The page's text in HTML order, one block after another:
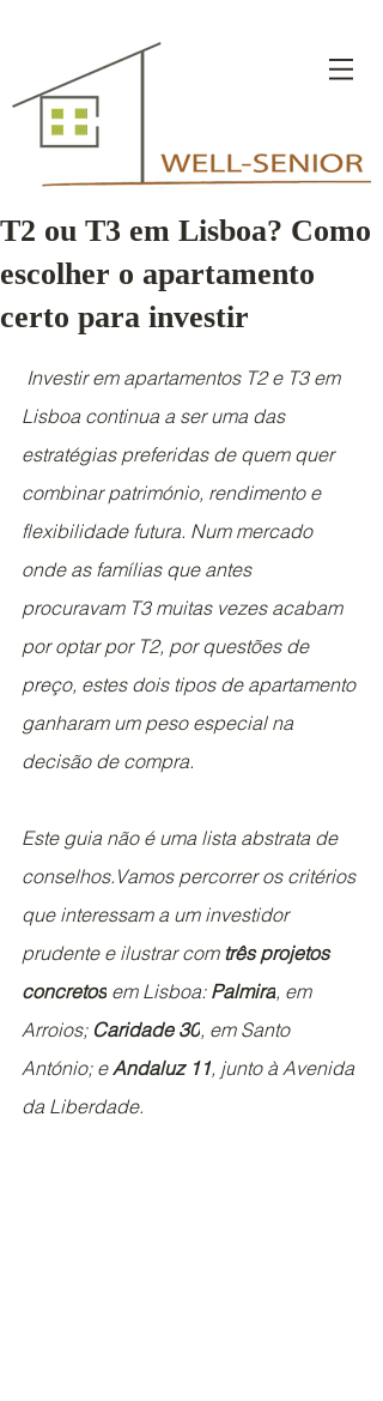
T2 ou T3 em Lisboa? Como
escolher o apartamento
certo para investir
Lisboa continua a ser uma das
estratégias preferidas de quem quer
combinar património, rendimento e
flexibilidade futura. Num mercado
onde as famílias que antes
procuravam T3 muitas vezes acabam
por optar por T2, por questões de
preço, estes dois tipos de apartamento
ganharam um peso especial na
decisão de compra.
Este guia não é uma lista abstrata de
conselhos.Vamos percorrer os critérios
que interessam a um investidor
prudente e ilustrar com três projetos
concretos em Lisboa: Palmira, em
Arroios; Caridade 30, em Santo
António; e Andaluz 11, junto à Avenida
da Liberdade.